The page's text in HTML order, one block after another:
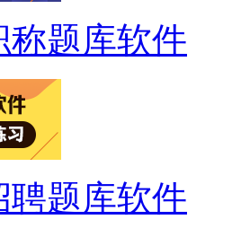
称题库软件
聘题库软件